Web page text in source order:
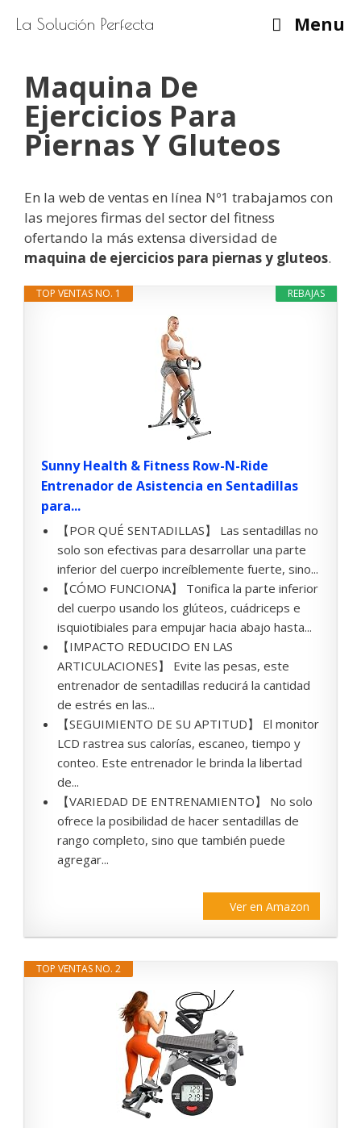
La Solución Perfecta Menu
Maquina De
Ejercicios Para
Piernas Y Gluteos
En la web de ventas en línea Nº1 trabajamos con
las mejores firmas del sector del fitness
ofertando la más extensa diversidad de
maquina de ejercicios para piernas y gluteos.
REBAJAS
TOP VENTAS NO. 1
Sunny Health & Fitness Row-N-Ride
Entrenador de Asistencia en Sentadillas
para...
【POR QUÉ SENTADILLAS】 Las sentadillas no
solo son efectivas para desarrollar una parte
inferior del cuerpo increíblemente fuerte, sino...
【CÓMO FUNCIONA】 Tonifica la parte inferior
del cuerpo usando los glúteos, cuádriceps e
isquiotibiales para empujar hacia abajo hasta...
【IMPACTO REDUCIDO EN LAS
ARTICULACIONES】 Evite las pesas, este
entrenador de sentadillas reducirá la cantidad
de estrés en las...
【SEGUIMIENTO DE SU APTITUD】 El monitor
LCD rastrea sus calorías, escaneo, tiempo y
conteo. Este entrenador le brinda la libertad
de...
【VARIEDAD DE ENTRENAMIENTO】 No solo
ofrece la posibilidad de hacer sentadillas de
rango completo, sino que también puede
agregar...
Ver en Amazon
TOP VENTAS NO. 2